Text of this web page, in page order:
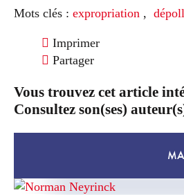
Mots clés : expropriation ,
Imprimer
Partager
Vous trouvez cet article
Consultez son(ses)